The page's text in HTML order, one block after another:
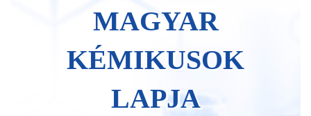
MAGYAR
KÉMIKUSOK
LAPJA